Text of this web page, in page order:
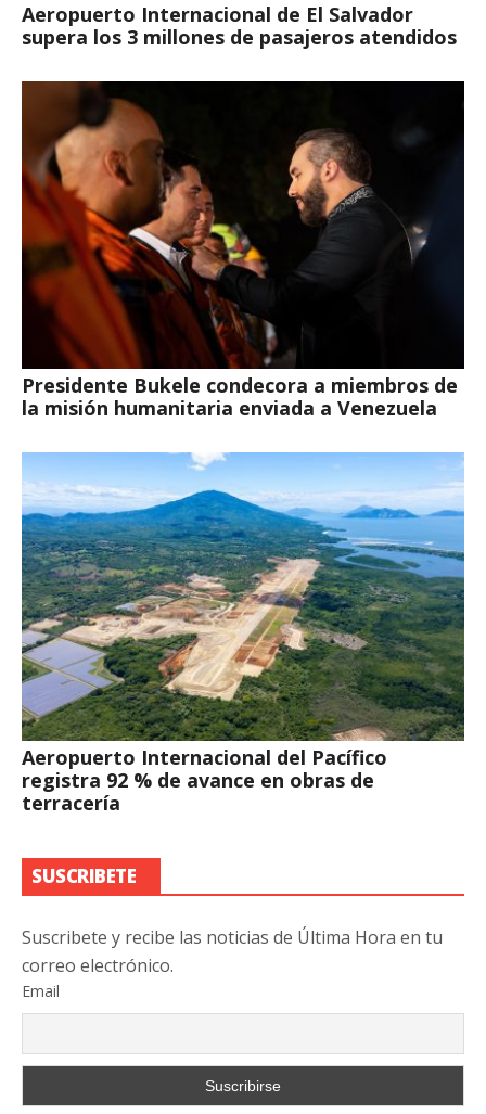
Aeropuerto Internacional de El Salvador
supera los 3 millones de pasajeros atendidos
Presidente Bukele condecora a miembros de
la misión humanitaria enviada a Venezuela
Aeropuerto Internacional del Pacífico
registra 92 % de avance en obras de
terracería
SUSCRIBETE
Suscribete y recibe las noticias de Última Hora en tu
correo electrónico.
Email